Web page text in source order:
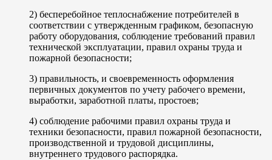
2) бесперебойное теплоснабжение потребителей в
соответствии с утвержденным графиком, безопасную
работу оборудования, соблюдение требований правил
технической эксплуатации, правил охраны труда и
пожарной безопасности;
3) правильность, и своевременность оформления
первичных документов по учету рабочего времени,
выработки, заработной платы, простоев;
4) соблюдение рабочими правил охраны труда и
техники безопасности, правил пожарной безопасности,
производственной и трудовой дисциплины,
внутреннего трудового распорядка.